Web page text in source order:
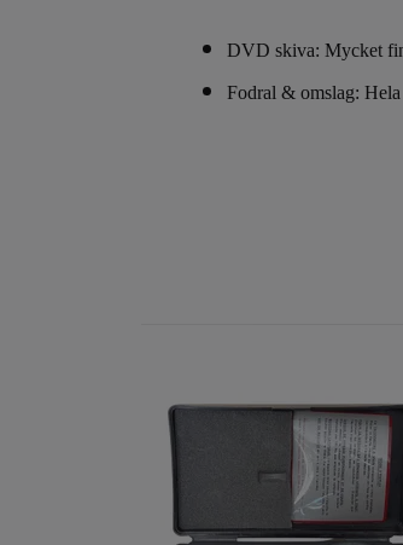
DVD skiva: Mycket
Fodral & omslag: